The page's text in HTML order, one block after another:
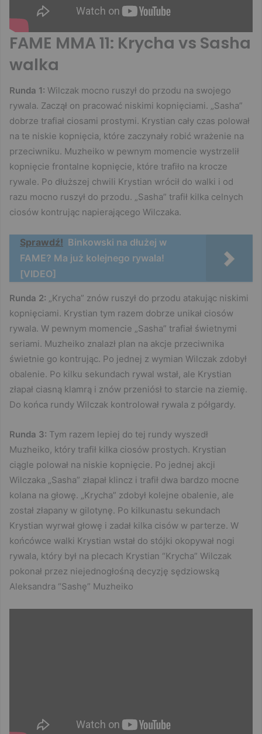
FAME MMA 11: Krycha vs Sasha
walka
Runda 1: Wilczak mocno ruszył do przodu na swojego
rywala. Zaczął on pracować niskimi kopnięciami. „Sasha”
dobrze trafiał ciosami prostymi. Krystian cały czas polował
na te niskie kopnięcia, które zaczynały robić wrażenie na
przeciwniku. Muzheiko w pewnym momencie wystrzelił
kopnięcie frontalne kopnięcie, które trafiło na krocze
rywale. Po dłuższej chwili Krystian wrócił do walki i od
razu mocno ruszył do przodu. „Sasha” trafił kilka celnych
ciosów kontrując napierającego Wilczaka.
Sprawdź! Binkowski na dłużej w
FAME? Ma już kolejnego rywala!
[VIDEO]
Runda 2: „Krycha” znów ruszył do przodu atakując niskimi
kopnięciami. Krystian tym razem dobrze unikał ciosów
rywala. W pewnym momencie „Sasha” trafiał świetnymi
seriami. Muzheiko znalazł plan na akcje przeciwnika
świetnie go kontrując. Po jednej z wymian Wilczak zdobył
obalenie. Po kilku sekundach rywal wstał, ale Krystian
złapał ciasną klamrą i znów przeniósł to starcie na ziemię.
Do końca rundy Wilczak kontrolował rywala z półgardy.
Runda 3: Tym razem lepiej do tej rundy wyszedł
Muzheiko, który trafił kilka ciosów prostych. Krystian
ciągle polował na niskie kopnięcie. Po jednej akcji
Wilczaka „Sasha” złapał klincz i trafił dwa bardzo mocne
kolana na głowę. „Krycha” zdobył kolejne obalenie, ale
został złapany w gilotynę. Po kilkunastu sekundach
Krystian wyrwał głowę i zadał kilka cisów w parterze. W
końcówce walki Krystian wstał do stójki okopywał nogi
rywala, który był na plecach Krystian “Krycha” Wilczak
pokonał przez niejednogłośną decyzję sędziowską
Aleksandra “Sashę” Muzheiko